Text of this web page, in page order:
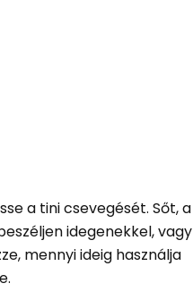
a tini csevegését. Sőt, a
idegenekkel, vagy
mennyi ideig használja